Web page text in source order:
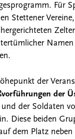
Für
Stettener
der
der
und der Soldaten
Diese beiden
dem Platz neben